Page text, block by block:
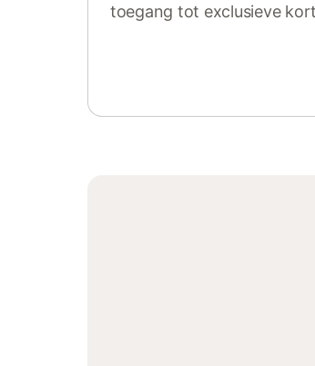
toegang tot exclusieve